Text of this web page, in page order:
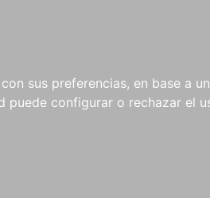
sus preferencias, en base a
puede configurar o rechazar el
NOVEDADES